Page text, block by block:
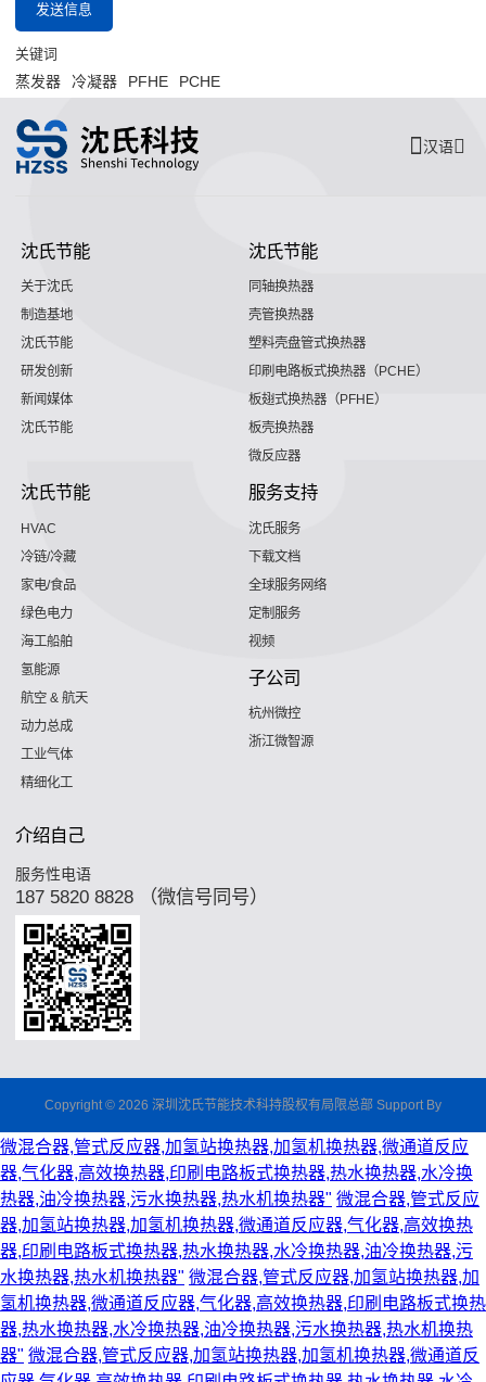
发送信息
关键词
蒸发器 冷凝器 PFHE PCHE
汉语
沈氏节能
关于沈氏
制造基地
沈氏节能
研发创新
新闻媒体
沈氏节能
沈氏节能
同轴换热器
壳管换热器
塑料壳盘管式换热器
印刷电路板式换热器（PCHE）
板翅式换热器（PFHE）
板壳换热器
微反应器
沈氏节能
HVAC
冷链/冷藏
家电/食品
绿色电力
海工船舶
氢能源
航空 & 航天
动力总成
工业气体
精细化工
服务支持
沈氏服务
下载文档
全球服务网络
定制服务
视频
子公司
杭州微控
浙江微智源
介绍自己
服务性电语
187 5820 8828 （微信号同号）
Copyright © 2026 深圳沈氏节能技术科持股权有局限总部 Support By
微混合器,管式反应器,加氢站换热器,加氢机换热器,微通道反应
器,气化器,高效换热器,印刷电路板式换热器,热水换热器,水冷换
热器,油冷换热器,污水换热器,热水机换热器" 微混合器,管式反应
器,加氢站换热器,加氢机换热器,微通道反应器,气化器,高效换热
器,印刷电路板式换热器,热水换热器,水冷换热器,油冷换热器,污
水换热器,热水机换热器" 微混合器,管式反应器,加氢站换热器,加
氢机换热器,微通道反应器,气化器,高效换热器,印刷电路板式换热
器,热水换热器,水冷换热器,油冷换热器,污水换热器,热水机换热
器" 微混合器,管式反应器,加氢站换热器,加氢机换热器,微通道反